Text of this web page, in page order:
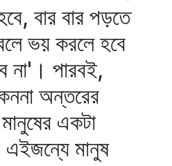
বার বার পড়তে
ভয় করলে হবে
না'। পারবই,
অন্তরের
একটা
মানুষ